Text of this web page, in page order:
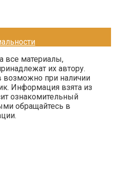
все материалы,
их автору.
возможно при наличии
Информация взята из
ознакомительный
обращайтесь в